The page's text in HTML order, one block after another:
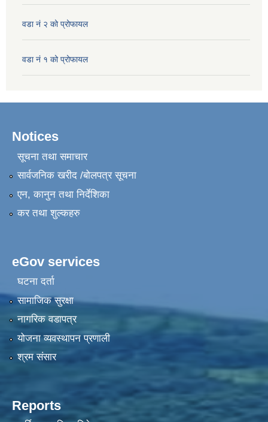
वडा नं २ को प्रोफायल
वडा नं १ को प्रोफायल
Notices
सूचना तथा समाचार
सार्वजनिक खरीद /बोलपत्र सूचना
एन, कानुन तथा निर्देशिका
कर तथा शुल्कहरु
eGov services
घटना दर्ता
सामाजिक सुरक्षा
नागरिक वडापत्र
योजना व्यवस्थापन प्रणाली
श्रम संसार
Reports